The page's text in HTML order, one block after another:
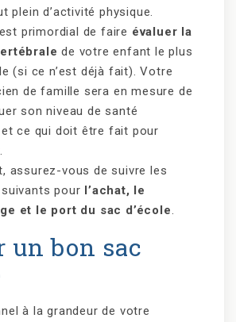
plein d’activité physique.
primordial de faire évaluer la
de votre enfant le plus
(si ce n’est déjà fait). Votre
de famille sera en mesure de
son niveau de santé
ce qui doit être fait pour
assurez-vous de suivre les
suivants pour l’achat, le
et le port du sac d’école.
un bon sac
à la grandeur de votre